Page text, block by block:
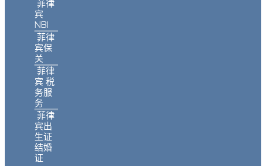
菲律
宾
NBI
菲律
宾保
关
菲律
宾 税
务服
务
菲律
宾出
生证
结婚
证